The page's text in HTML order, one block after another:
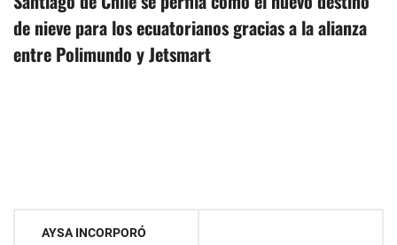
de nieve para los ecuatorianos gracias a la alianza
entre Polimundo y Jetsmart
Navegación
AYSA INCORPORÓ